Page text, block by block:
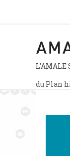
L’AMALE
du Plan